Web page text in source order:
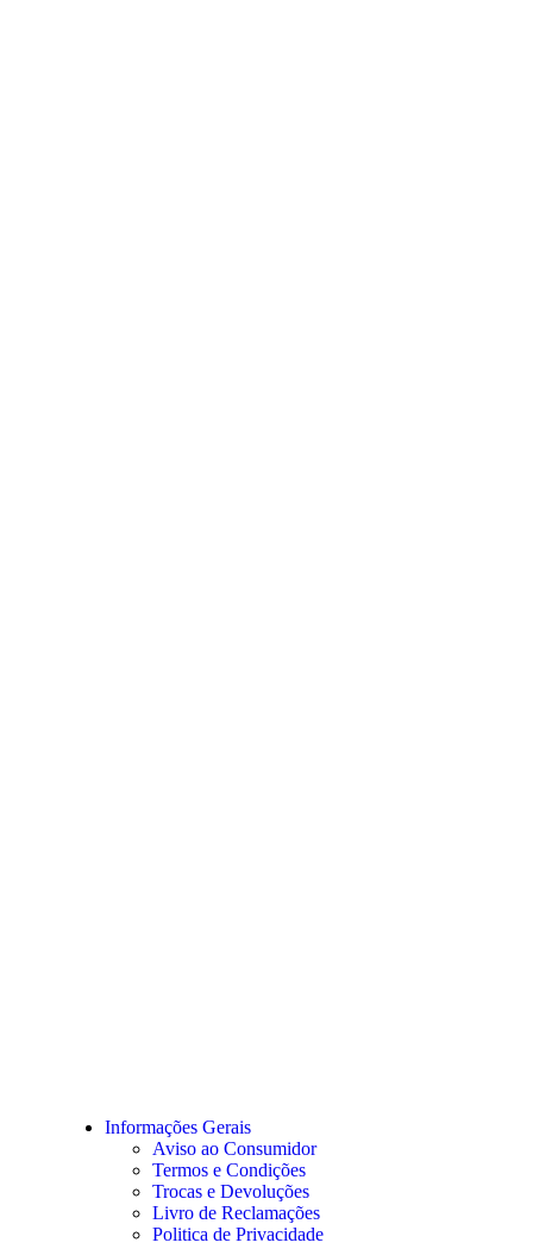
Informações Gerais
Aviso ao Consumidor
Termos e Condições
Trocas e Devoluções
Livro de Reclamações
Politica de Privacidade